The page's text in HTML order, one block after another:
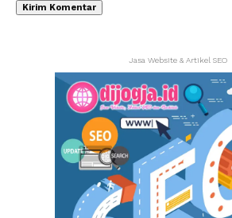
Jasa Website & Artikel SEO